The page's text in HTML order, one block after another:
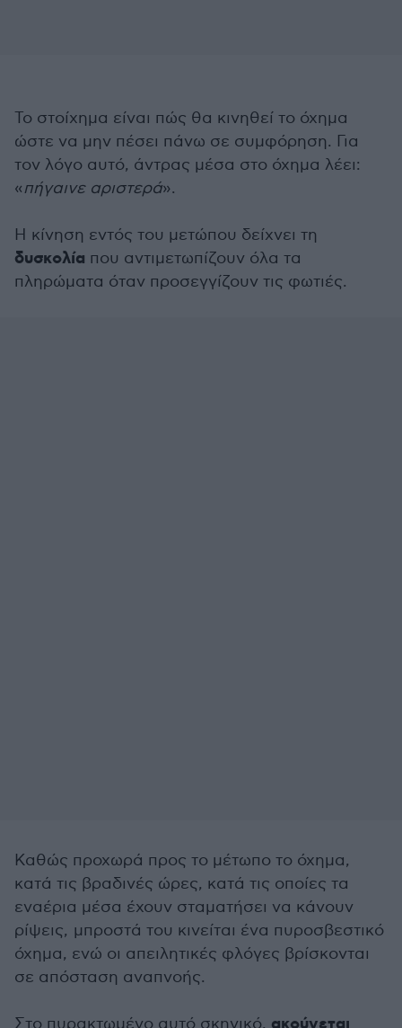
Το στοίχημα είναι πώς θα κινηθεί το όχημα
ώστε να μην πέσει πάνω σε συμφόρηση. Για
τον λόγο αυτό, άντρας μέσα στο όχημα λέει:
«πήγαινε αριστερά».
Η κίνηση εντός του μετώπου δείχνει τη
δυσκολία που αντιμετωπίζουν όλα τα
πληρώματα όταν προσεγγίζουν τις φωτιές.
Καθώς προχωρά προς το μέτωπο το όχημα,
κατά τις βραδινές ώρες, κατά τις οποίες τα
εναέρια μέσα έχουν σταματήσει να κάνουν
ρίψεις, μπροστά του κινείται ένα πυροσβεστικό
όχημα, ενώ οι απειλητικές φλόγες βρίσκονται
σε απόσταση αναπνοής.
Στο πυρακτωμένο αυτό σκηνικό,